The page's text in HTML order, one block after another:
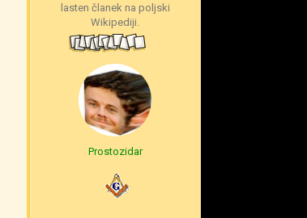
lasten članek na poljski
Wikipediji.
Prostozidar